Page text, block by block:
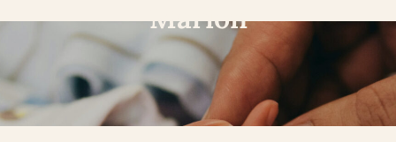
Marion